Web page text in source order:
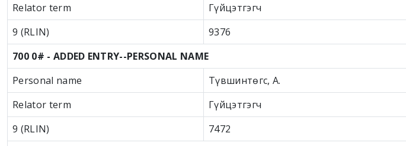
Relator term
Гүйцэтгэгч
9 (RLIN)
9376
700 0# - ADDED ENTRY--PERSONAL NAME
Personal name
Түвшинтөгс, А.
Relator term
Гүйцэтгэгч
9 (RLIN)
7472